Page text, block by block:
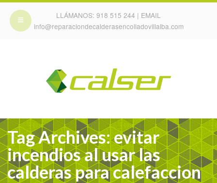
LLÁMANOS: 918 515 244 | EMAIL
info@reparaciondecalderasencolladovillalba.com
Tag Archives: evitar
incendios al usar las
calderas para calefaccion